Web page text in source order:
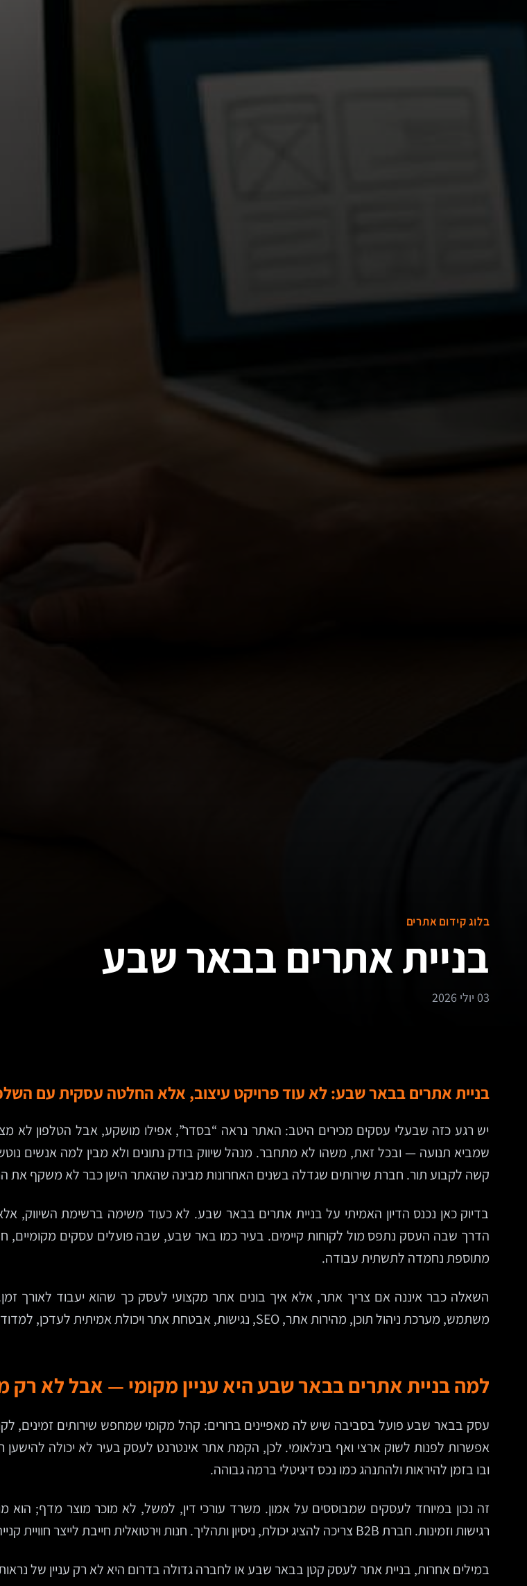
בלוג קידום אתרים
בניית אתרים בבאר שבע
03 יולי 2026
בניית אתרים בבאר שבע: לא עוד פרויקט עיצוב, אלא החלטה עסקית עם
יש רגע כזה שבעלי עסקים מכירים היטב: האתר נראה “בסדר”, אפילו מושקע, אבל הטלפון לא
שמביא תנועה — ובכל זאת, משהו לא מתחבר. מנהל שיווק בודק נתונים ולא מבין למה אנשים
קשה לקבוע תור. חברת שירותים שגדלה בשנים האחרונות מבינה שהאתר הישן כבר לא משקף את
בדיוק כאן נכנס הדיון האמיתי על בניית אתרים בבאר שבע. לא כעוד משימה ברשימת השיווק,
הדרך שבה העסק נתפס מול לקוחות קיימים. בעיר כמו באר שבע, שבה פועלים עסקים מקומיים,
מתוספת נחמדה לתשתית עבודה.
השאלה כבר איננה אם צריך אתר, אלא איך בונים אתר מקצועי לעסק כך שהוא יעבוד לאורך
משתמש, מערכת ניהול תוכן, מהירות אתר, SEO, נגישות, אבטחת אתר ויכולת אמיתית לעדכן, למדוד ולשפר.
למה בניית אתרים בבאר שבע היא עניין מקומי — אבל לא רק
עסק בבאר שבע פועל בסביבה שיש לה מאפיינים ברורים: קהל מקומי שמחפש שירותים זמינים,
אפשרות לפנות לשוק ארצי ואף בינלאומי. לכן, הקמת אתר אינטרנט לעסק בעיר לא יכולה להישען
ובו בזמן להיראות ולהתנהג כמו נכס דיגיטלי ברמה גבוהה.
זה נכון במיוחד לעסקים שמבוססים על אמון. משרד עורכי דין, למשל, לא מוכר מוצר מדף; הוא
רגישות וזמינות. חברת B2B צריכה להציג יכולת, ניסיון ותהליך. חנות וירטואלית חייבת לייצר חוויית קנייה נוחה ומהירה, אחרת הגולש פשוט עובר לאתר הבא.
במילים אחרות, בניית אתר לעסק קטן בבאר שבע או לחברה גדולה בדרום היא לא רק עניין של